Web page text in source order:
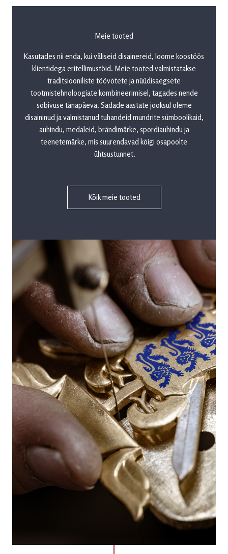
Meie tooted
Kasutades nii enda, kui väliseid disainereid, loome koostöös
klientidega eritellimustöid. Meie tooted valmistatakse
traditsiooniliste töövõtete ja nüüdisaegsete
tootmistehnoloogiate kombineerimisel, tagades nende
sobivuse tänapäeva. Sadade aastate jooksul oleme
disaininud ja valmistanud tuhandeid mundrite sümboolikaid,
auhindu, medaleid, brändimärke, spordiauhindu ja
teenetemärke, mis suurendavad kõigi osapoolte
ühtsustunnet.
Kõik meie tooted